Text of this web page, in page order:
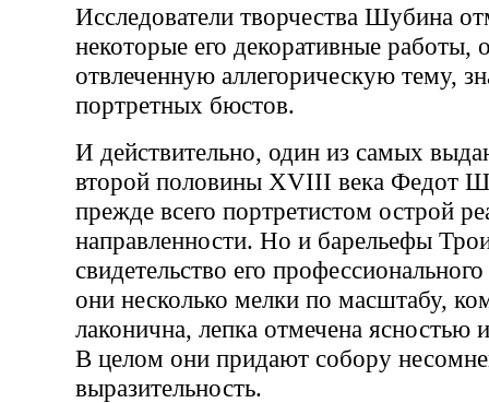
Исследователи творчества Шубина
некоторые его декоративные работы,
отвлеченную аллегорическую тему,
портретных бюстов.
И действительно, один из самых
второй половины XVIII века Федот
прежде всего портретистом острой
направленности. Но и барельефы
свидетельство его
они несколько мелки по масштабу,
лаконична, лепка отмечена ясностью
В целом они придают собору
выразительность.